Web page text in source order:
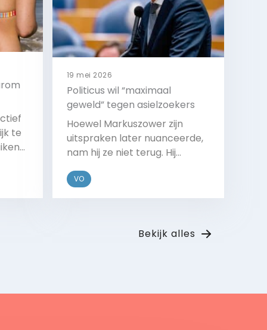
te
19 mei 2026
Politicus wil “maximaal
geweld” tegen asielzoekers
Hoewel Markuszower zijn
uitspraken later nuanceerde,
nam hij ze niet terug. Hij
marechaussee alle middelen
binnen de grenzen van de wet
VO
Bekijk alles